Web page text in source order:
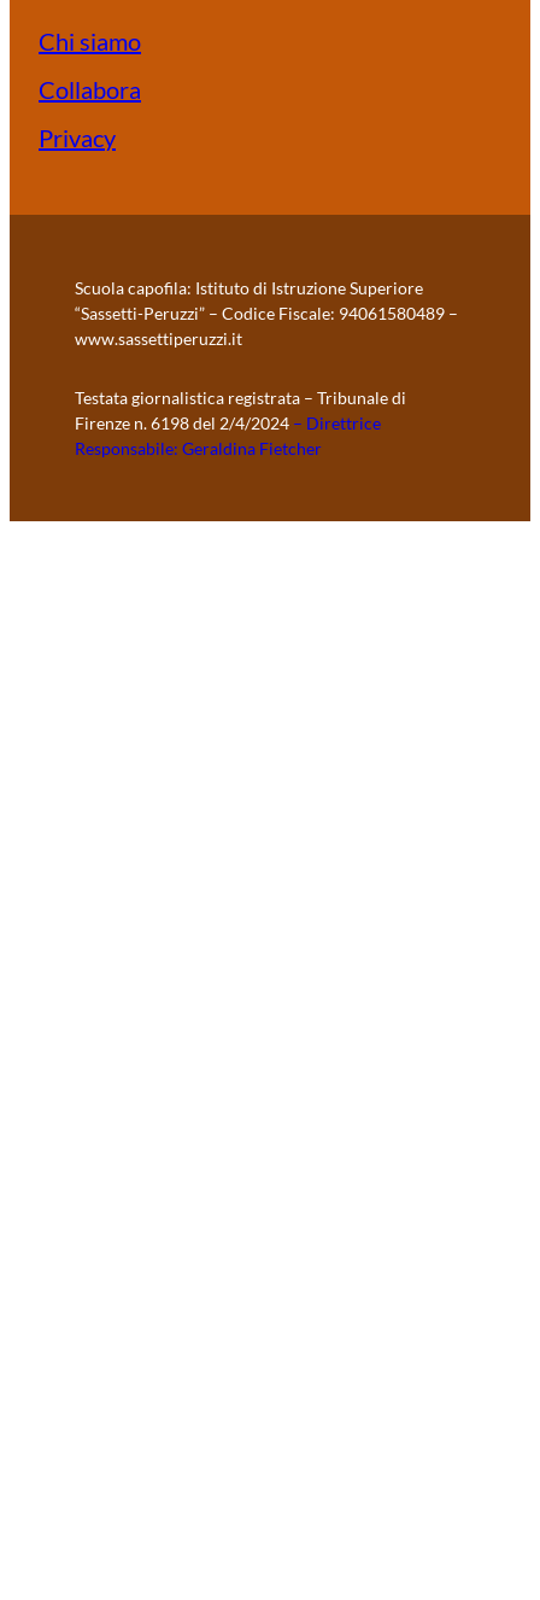
Chi siamo
Collabora
Privacy
Scuola capofila: Istituto di Istruzione Superiore
“Sassetti-Peruzzi” – Codice Fiscale: 94061580489 –
www.sassettiperuzzi.it
Testata giornalistica registrata – Tribunale di
Firenze n. 6198 del 2/4/2024 – Direttrice
Responsabile: Geraldina Fietcher